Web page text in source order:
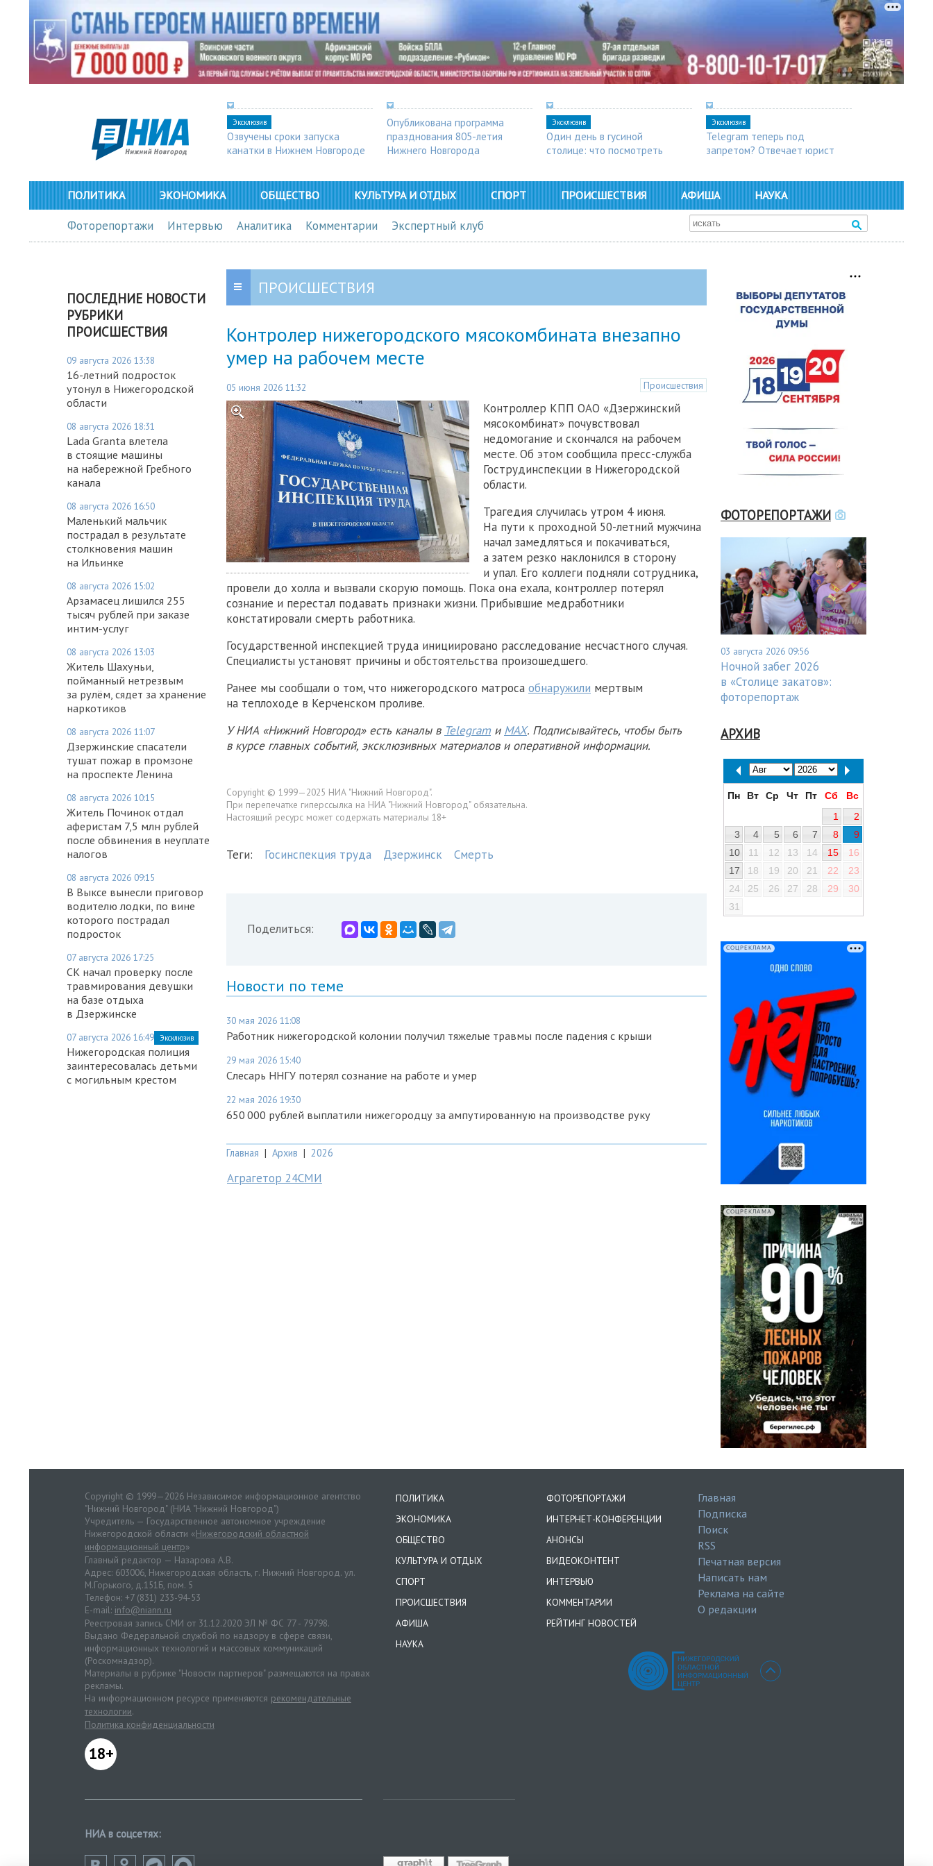
Эксклюзив
Озвучены сроки запуска
канатки в Нижнем Новгороде
Опубликована программа
празднования 805-летия
Нижнего Новгорода
Эксклюзив
Один день в гусиной
столице: что посмотреть
Эксклюзив
Telegram теперь под
запретом? Отвечает юрист
ПОЛИТИКА ЭКОНОМИКА ОБЩЕСТВО КУЛЬТУРА И ОТДЫХ СПОРТ ПРОИСШЕСТВИЯ АФИША НАУКА
Фоторепортажи Интервью Аналитика Комментарии Экспертный клуб
ПОСЛЕДНИЕ НОВОСТИ
РУБРИКИ
ПРОИСШЕСТВИЯ
09 августа 2026 13:38
16-летний подросток
утонул в Нижегородской
области
08 августа 2026 18:31
Lada Granta влетела
в стоящие машины
на набережной Гребного
канала
08 августа 2026 16:50
Маленький мальчик
пострадал в результате
столкновения машин
на Ильинке
08 августа 2026 15:02
Арзамасец лишился 255
тысяч рублей при заказе
интим-услуг
08 августа 2026 13:03
Житель Шахуньи,
пойманный нетрезвым
за рулём, сядет за хранение
наркотиков
08 августа 2026 11:07
Дзержинские спасатели
тушат пожар в промзоне
на проспекте Ленина
08 августа 2026 10:15
Житель Починок отдал
аферистам 7,5 млн рублей
после обвинения в неуплате
налогов
08 августа 2026 09:15
В Выксе вынесли приговор
водителю лодки, по вине
которого пострадал
подросток
07 августа 2026 17:25
СК начал проверку после
травмирования девушки
на базе отдыха
в Дзержинске
07 августа 2026 16:49 Эксклюзив
Нижегородская полиция
заинтересовалась детьми
с могильным крестом
ПРОИСШЕСТВИЯ
Контролер нижегородского мясокомбината внезапно
умер на рабочем месте
05 июня 2026 11:32 Происшествия
Контроллер КПП ОАО «Дзержинский
мясокомбинат» почувствовал
недомогание и скончался на рабочем
месте. Об этом сообщила пресс-служба
Гострудинспекции в Нижегородской
области.
Трагедия случилась утром 4 июня.
На пути к проходной 50-летний мужчина
начал замедляться и покачиваться,
а затем резко наклонился в сторону
и упал. Его коллеги подняли сотрудника,
провели до холла и вызвали скорую помощь. Пока она ехала, контроллер потерял
сознание и перестал подавать признаки жизни. Прибывшие медработники
констатировали смерть работника.
Государственной инспекцией труда инициировано расследование несчастного случая.
Специалисты установят причины и обстоятельства произошедшего.
Ранее мы сообщали о том, что нижегородского матроса обнаружили мертвым
на теплоходе в Керченском проливе.
У НИА «Нижний Новгород» есть каналы в Telegram и MAX. Подписывайтесь, чтобы быть
в курсе главных событий, эксклюзивных материалов и оперативной информации.
Copyright © 1999—2025 НИА "Нижний Новгород".
При перепечатке гиперссылка на НИА "Нижний Новгород" обязательна.
Настоящий ресурс может содержать материалы 18+
Теги: Госинспекция труда Дзержинск Смерть
Поделиться:
Новости по теме
30 мая 2026 11:08
Работник нижегородской колонии получил тяжелые травмы после падения с крыши
29 мая 2026 15:40
Слесарь ННГУ потерял сознание на работе и умер
22 мая 2026 19:30
650 000 рублей выплатили нижегородцу за ампутированную на производстве руку
Главная | Архив | 2026
Аграгетор 24СМИ
ФОТОРЕПОРТАЖИ
03 августа 2026 09:56
Ночной забег 2026
в «Столице закатов»:
фоторепортаж
АРХИВ
Пн Вт Ср Чт Пт Сб
Вс
1
2
3
4 5 6 7 8
9
10
11 12 13 14 15
16
17
18 19 20 21 22
23
24
25 26 27 28 29
30
31
СОЦРЕКЛАМА
СОЦРЕКЛАМА
Copyright © 1999—2026 Независимое информационное агентство
"Нижний Новгород" (НИА "Нижний Новгород")
Учредитель — Государственное автономное учреждение
Нижегородской области «Нижегородский областной
информационный центр»
Главный редактор — Назарова А.В.
Адрес: 603006, Нижегородская область, г. Нижний Новгород. ул.
М.Горького, д.151Б, пом. 5
Телефон: +7 (831) 233-94-53
E-mail: info@niann.ru
Реестровая запись СМИ от 31.12.2020 ЭЛ № ФС 77 - 79798.
Выдано Федеральной службой по надзору в сфере связи,
информационных технологий и массовых коммуникаций
(Роскомнадзор).
Материалы в рубрике "Новости партнеров" размещаются на правах
рекламы.
На информационном ресурсе применяются рекомендательные
технологии.
Политика конфиденциальности
18+
ПОЛИТИКА
ЭКОНОМИКА
ОБЩЕСТВО
КУЛЬТУРА И ОТДЫХ
СПОРТ
ПРОИСШЕСТВИЯ
АФИША
НАУКА
ФОТОРЕПОРТАЖИ
ИНТЕРНЕТ-КОНФЕРЕНЦИИ
АНОНСЫ
ВИДЕОКОНТЕНТ
ИНТЕРВЬЮ
КОММЕНТАРИИ
РЕЙТИНГ НОВОСТЕЙ
Главная
Подписка
Поиск
RSS
Печатная версия
Написать нам
Реклама на сайте
О редакции
НИА в соцсетях: